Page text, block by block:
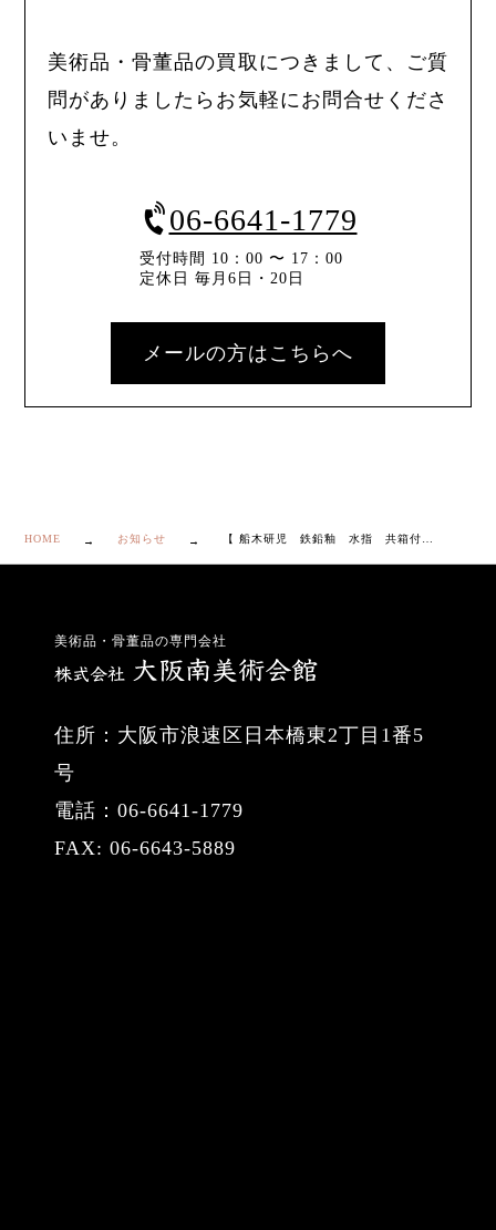
美術品・骨董品の買取につきまして、ご質
問がありましたらお気軽にお問合せくださ
いませ。
06-6641-1779
受付時間 10：00 〜 17：00
定休日 毎月6日・20日
メールの方はこちらへ
HOME お知らせ
美術品・骨董品の専門会社
住所：大阪市浪速区日本橋東2丁目1番5
号
電話：06-6641-1779
FAX: 06-6643-5889